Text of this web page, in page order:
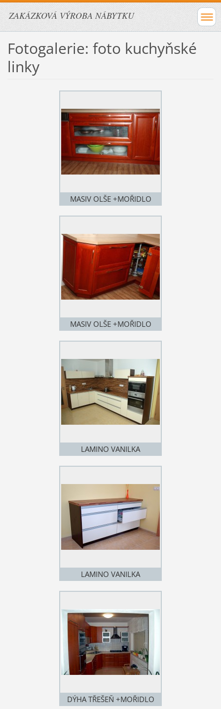
ZAKÁZKOVÁ VÝROBA NÁBYTKU
Fotogalerie: foto kuchyňské
linky
MASIV OLŠE +MOŘIDLO
MASIV OLŠE +MOŘIDLO
LAMINO VANILKA
LAMINO VANILKA
DÝHA TŘEŠEŇ +MOŘIDLO